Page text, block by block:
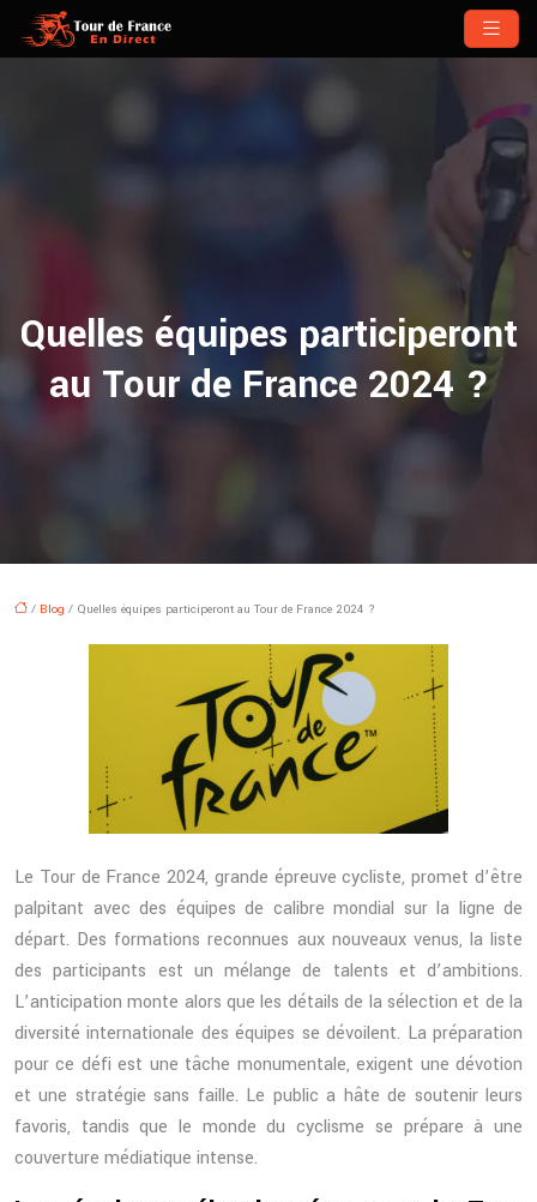
Quelles équipes participeront
au Tour de France 2024 ?
/ Blog / Quelles équipes participeront au Tour de France 2024 ?
Le Tour de France 2024, grande épreuve cycliste, promet d’être
palpitant avec des équipes de calibre mondial sur la ligne de
départ. Des formations reconnues aux nouveaux venus, la liste
des participants est un mélange de talents et d’ambitions.
L’anticipation monte alors que les détails de la sélection et de la
diversité internationale des équipes se dévoilent. La préparation
pour ce défi est une tâche monumentale, exigent une dévotion
et une stratégie sans faille. Le public a hâte de soutenir leurs
favoris, tandis que le monde du cyclisme se prépare à une
couverture médiatique intense.